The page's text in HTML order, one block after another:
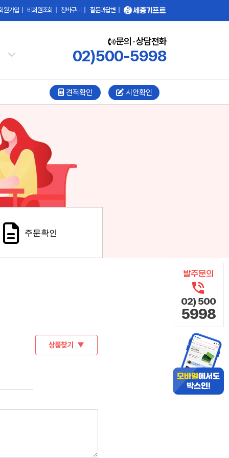
원가입 비회원조회 장바구니 질문과답변
문의 · 상담전화
02)500-5998
02) 500
5998
견적확인 시안확인
주문확인
상품찾기